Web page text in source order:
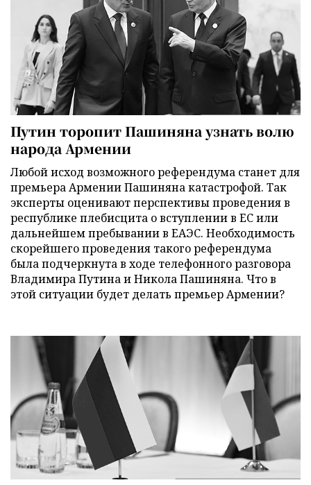
Путин торопит Пашиняна узнать волю
народа Армении
Любой исход возможного референдума станет для
премьера Армении Пашиняна катастрофой. Так
эксперты оценивают перспективы проведения в
республике плебисцита о вступлении в ЕС или
дальнейшем пребывании в ЕАЭС. Необходимость
скорейшего проведения такого референдума
была подчеркнута в ходе телефонного разговора
Владимира Путина и Никола Пашиняна. Что в
этой ситуации будет делать премьер Армении?